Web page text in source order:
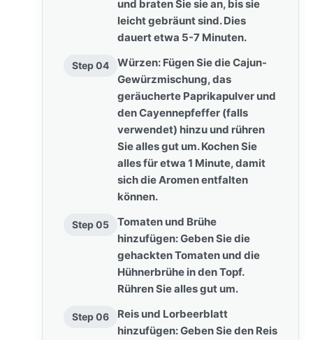
und braten Sie sie an, bis sie
leicht gebräunt sind. Dies
dauert etwa 5-7 Minuten.
Step 04
Würzen: Fügen Sie die Cajun-
Gewürzmischung, das
geräucherte Paprikapulver und
den Cayennepfeffer (falls
verwendet) hinzu und rühren
Sie alles gut um. Kochen Sie
alles für etwa 1 Minute, damit
sich die Aromen entfalten
können.
Step 05
Tomaten und Brühe
hinzufügen: Geben Sie die
gehackten Tomaten und die
Hühnerbrühe in den Topf.
Rühren Sie alles gut um.
Step 06
Reis und Lorbeerblatt
hinzufügen: Geben Sie den Reis